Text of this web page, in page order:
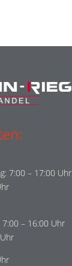
7:00 – 17:00 Uhr
– 16:00 Uhr